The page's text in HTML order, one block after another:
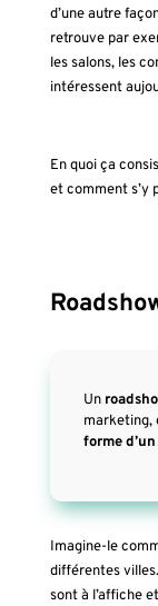
d’une autre
retrouve par
les salons, les
intéressent
En quoi ça
et comment s’y
Un
marketing,
forme
Imagine-le
différentes
sont à l’affiche